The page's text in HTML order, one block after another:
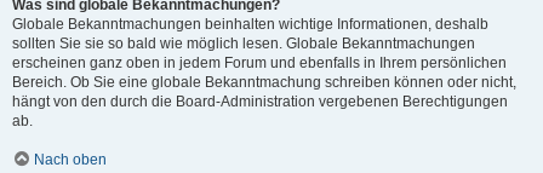
Was sind globale Bekanntmachungen?
Globale Bekanntmachungen beinhalten wichtige Informationen, deshalb
sollten Sie sie so bald wie möglich lesen. Globale Bekanntmachungen
erscheinen ganz oben in jedem Forum und ebenfalls in Ihrem persönlichen
Bereich. Ob Sie eine globale Bekanntmachung schreiben können oder nicht,
hängt von den durch die Board-Administration vergebenen Berechtigungen
ab.
Nach oben